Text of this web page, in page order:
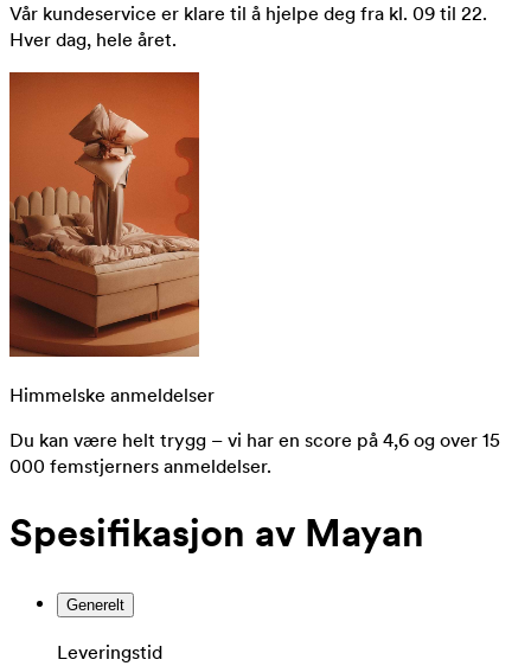
Vår kundeservice er klare til å hjelpe deg fra kl. 09 til 22.
Hver dag, hele året.
Himmelske anmeldelser
Du kan være helt trygg – vi har en score på 4,6 og over 15
000 femstjerners anmeldelser.
Spesifikasjon av Mayan
Generelt
Leveringstid